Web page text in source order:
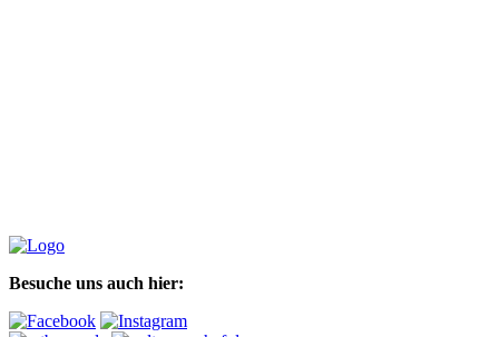
Besuche uns auch hier: